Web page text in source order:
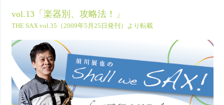
vol.13「楽器別、攻略法！」
THE SAX vol.35（2009年5月25日発刊）より転載